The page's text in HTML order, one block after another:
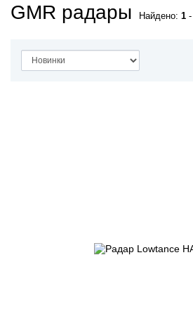
GMR радары Найдено: 1 -